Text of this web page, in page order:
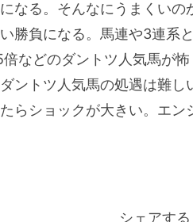
なる。そんなにうまくい
勝負になる。馬連や3連系
倍などのダントツ人気馬が
ントツ人気馬の処遇は難
らショックが大きい。エン
シェアする